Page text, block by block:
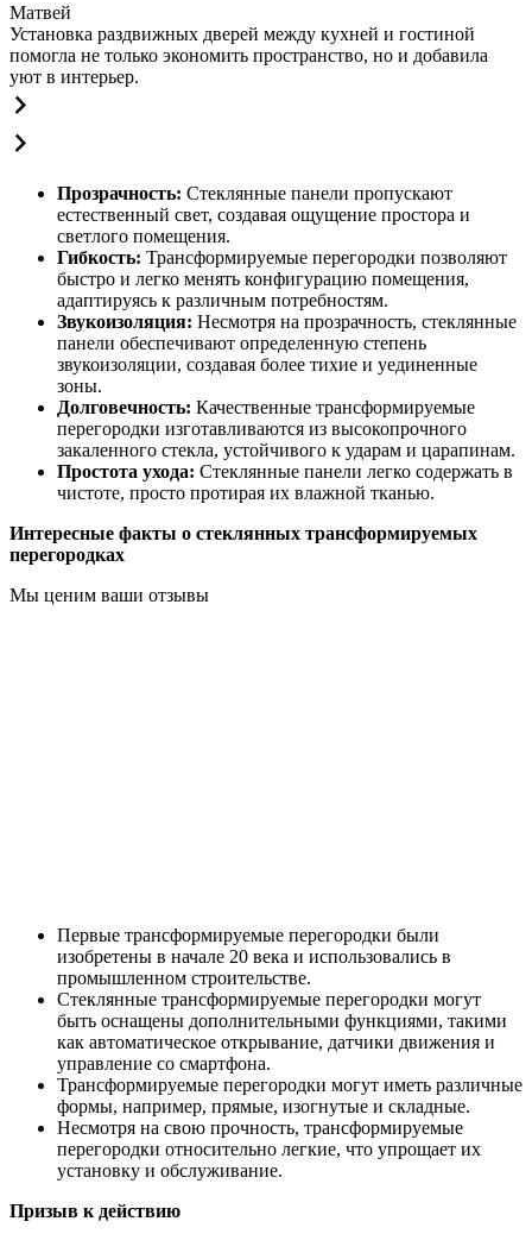
Матвей
Установка раздвижных дверей между кухней и гостиной
помогла не только экономить пространство, но и добавила
уют в интерьер.
Прозрачность: Стеклянные панели пропускают
естественный свет, создавая ощущение простора и
светлого помещения.
Гибкость: Трансформируемые перегородки позволяют
быстро и легко менять конфигурацию помещения,
адаптируясь к различным потребностям.
Звукоизоляция: Несмотря на прозрачность, стеклянные
панели обеспечивают определенную степень
звукоизоляции, создавая более тихие и уединенные
зоны.
Долговечность: Качественные трансформируемые
перегородки изготавливаются из высокопрочного
закаленного стекла, устойчивого к ударам и царапинам.
Простота ухода: Стеклянные панели легко содержать в
чистоте, просто протирая их влажной тканью.
Интересные факты о стеклянных трансформируемых
перегородках
Мы ценим ваши отзывы
Первые трансформируемые перегородки были
изобретены в начале 20 века и использовались в
промышленном строительстве.
Стеклянные трансформируемые перегородки могут
быть оснащены дополнительными функциями, такими
как автоматическое открывание, датчики движения и
управление со смартфона.
Трансформируемые перегородки могут иметь различные
формы, например, прямые, изогнутые и складные.
Несмотря на свою прочность, трансформируемые
перегородки относительно легкие, что упрощает их
установку и обслуживание.
Призыв к действию